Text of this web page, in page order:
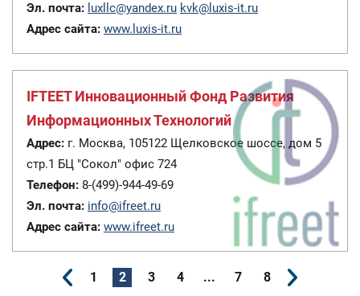
Эл. почта: luxllc@yandex.ru kvk@luxis-it.ru
Адрес сайта: www.luxis-it.ru
IFTEET Инновационный Фонд Развития
Информационных Технологий
Адрес: г. Москва, 105122 Щелковское шоссе, дом 5
стр.1 БЦ "Сокол" офис 724
Телефон: 8-(499)-944-49-69
Эл. почта: info@ifreet.ru
Адрес сайта: www.ifreet.ru
1 2 3 4 ... 7 8